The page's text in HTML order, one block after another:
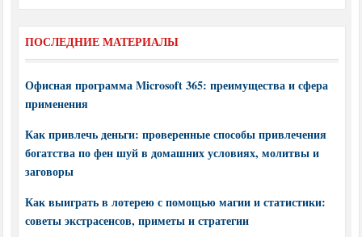
ПОСЛЕДНИЕ МАТЕРИАЛЫ
Офисная программа Microsoft 365: преимущества и сфера
применения
Как привлечь деньги: проверенные способы привлечения
богатства по фен шуй в домашних условиях, молитвы и
заговоры
Как выиграть в лотерею с помощью магии и статистики:
советы экстрасенсов, приметы и стратегии